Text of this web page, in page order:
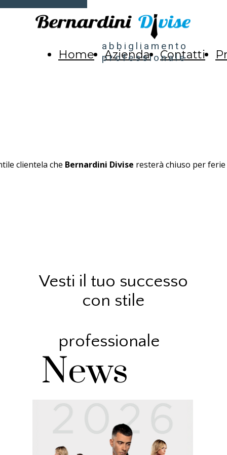
abbigliamento
professionale
Home Azienda Contatti
clientela che Bernardini Divise resterà chiuso per ferie
Vesti il tuo successo
con stile
professionale
News